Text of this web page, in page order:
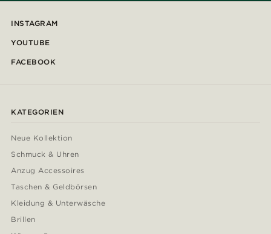
INSTAGRAM
YOUTUBE
FACEBOOK
KATEGORIEN
Neue Kollektion
Schmuck & Uhren
Anzug Accessoires
Taschen & Geldbörsen
Kleidung & Unterwäsche
Brillen